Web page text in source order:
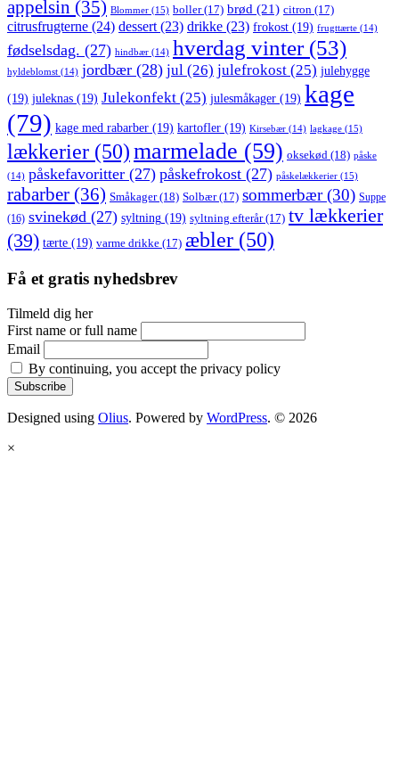
appelsin (35) Blommer (15) boller(17) brød (21) citron (17)
citrusfrugterne (24) dessert(23) drikke (23) frokost (19) frugttærte (14)
fødselsdag. (27) hindbær (14) hverdag vinter(53)
hyldeblomst (14) jordbær (28) jul (26) julefrokost (25) julehygge
(19) juleknas (19) Julekonfekt (25) julesmåkager (19) kage
(79) kage med rabarber (19) kartofler (19) Kirsebær (14) lagkage (15)
lækkerier (50)marmelade (59) oksekød (18) påske
(14) påskefavoritter (27) påskefrokost (27) påskelækkerier (15)
rabarber (36) Småkager(18) Solbær(17) sommerbær(30) Suppe
(16) svinekød (27) syltning (19) syltning efterår(17) tv lækkerier
(39) tærte (19) varme drikke (17) æbler (50)
Få et gratis nyhedsbrev
Tilmeld dig her
First name or full name
Email
By continuing, you accept the privacy policy
Designed using Olius. Powered by WordPress. © 2026
×